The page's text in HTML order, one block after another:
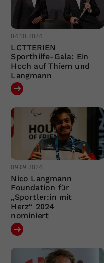
04.10.2024
LOTTERIEN
Sporthilfe-Gala: Ein
Hoch auf Thiem und
Langmann
09.09.2024
Nico Langmann
Foundation für
„Sportler:in mit
Herz“ 2024
nominiert